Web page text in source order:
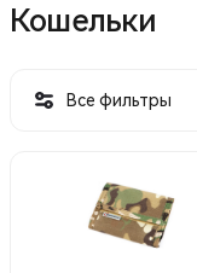
Кошельки
Все фильтры